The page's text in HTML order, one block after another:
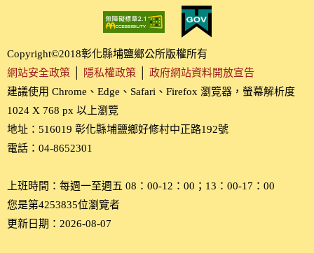
Copyright©2018彰化縣埔鹽鄉公所版權所有
網站安全政策
隱私權政策
政府網站資料開放宣告
建議使用 Chrome、Edge、Safari、Firefox 瀏覽器，螢幕解析度
1024 X 768 px 以上瀏覽
地址：516019 彰化縣埔鹽鄉好修村中正路192號
電話：04-8652301
上班時間：每週一至週五 08：00-12：00；13：00-17：00
您是第4253835位瀏覽者
更新日期：2026-08-07